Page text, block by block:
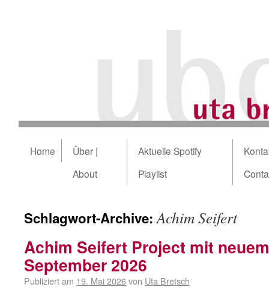
Home
Über |
About
Aktuelle Spotify
Playlist
Schlagwort-Archive:Achim Seifert
Achim Seifert Project mit
September 2026
Publiziert am 19. Mai 2026von Uta Bretsch